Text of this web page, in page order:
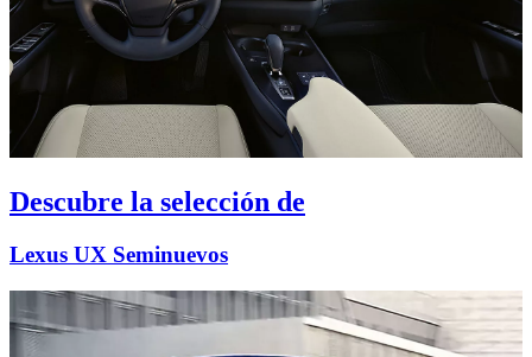
Descubre la selección de
Lexus UX Seminuevos